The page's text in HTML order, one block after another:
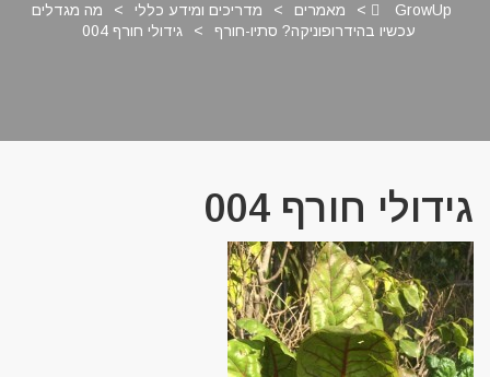
GrowUp
> מאמרים > מדריכים ומידע כללי >
מה מגדלים
עכשיו בהידרופוניקה? סתיו-חורף
> גידולי חורף 004
גידולי חורף 004